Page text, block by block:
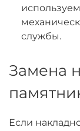
службы.
Замена
Если